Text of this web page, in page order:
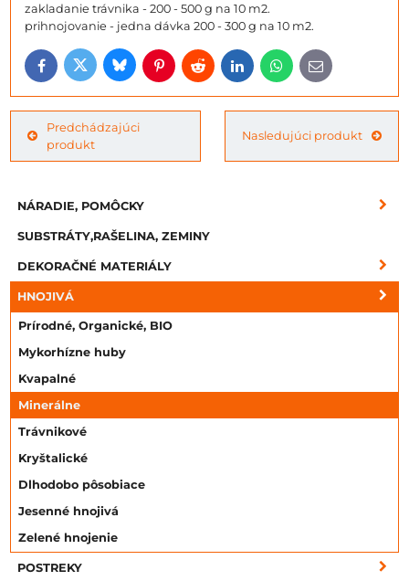
zakladanie trávnika - 200 - 500 g na 10 m2.
prihnojovanie - jedna dávka 200 - 300 g na 10 m2.
FacebookTwitterBlueskyPinterestRedditLinkedInWhatsApp
E-
mail
Predchádzajúci
produkt
Nasledujúci produkt
NÁRADIE, POMÔCKY
SUBSTRÁTY,RAŠELINA, ZEMINY
DEKORAČNÉ MATERIÁLY
HNOJIVÁ
Prírodné, Organické, BIO
Mykorhízne huby
Kvapalné
Minerálne
Trávnikové
Kryštalické
Dlhodobo pôsobiace
Jesenné hnojivá
Zelené hnojenie
POSTREKY